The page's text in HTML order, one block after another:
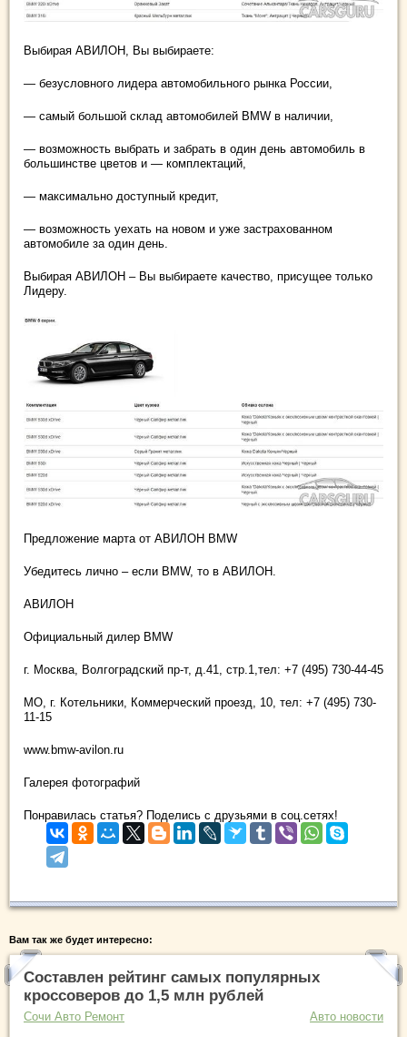
Выбирая АВИЛОН, Вы выбираете:
— безусловного лидера автомобильного рынка России,
— самый большой склад автомобилей BMW в наличии,
— возможность выбрать и забрать в один день автомобиль в
большинстве цветов и — комплектаций,
— максимально доступный кредит,
— возможность уехать на новом и уже застрахованном
автомобиле за один день.
Выбирая АВИЛОН – Вы выбираете качество, присущее только
Лидеру.
Предложение марта от АВИЛОН BMW
Убедитесь лично – если BMW, то в АВИЛОН.
АВИЛОН
Официальный дилер BMW
г. Москва, Волгоградский пр-т, д.41, стр.1,тел: +7 (495) 730-44-45
МО, г. Котельники, Коммерческий проезд, 10, тел: +7 (495) 730-
11-15
www.bmw-avilon.ru
Галерея фотографий
Понравилась статья? Поделись с друзьями в соц.сетях!
Вам так же будет интересно:
Составлен рейтинг самых популярных
кроссоверов до 1,5 млн рублей
Сочи Авто Ремонт Авто новости